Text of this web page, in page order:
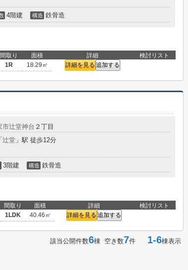
4階建 構造 鉄骨造
間取り 面積 詳細
検討リスト
1R 18.29㎡ 詳細を見る 追加する
市辻堂神台 ２丁目
「 辻堂 」駅 徒歩12分
3階建 構造 鉄骨造
間取り 面積 詳細
検討リスト
1LDK 40.46㎡ 詳細を見る 追加する
該当公開件数6棟 空き数7件 1-6棟表示